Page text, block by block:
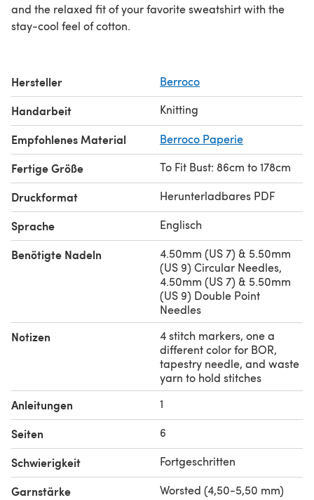
and the relaxed fit of your favorite sweatshirt with the
stay-cool feel of cotton.
Hersteller Berroco
Handarbeit Knitting
Empfohlenes Material Berroco Paperie
Fertige Größe To Fit Bust: 86cm to 178cm
Druckformat Herunterladbares PDF
Sprache Englisch
Benötigte Nadeln
4.50mm (US 7) & 5.50mm
(US 9) Circular Needles,
4.50mm (US 7) & 5.50mm
(US 9) Double Point
Needles
Notizen
4 stitch markers, one a
different color for BOR,
tapestry needle, and waste
yarn to hold stitches
Anleitungen 1
Seiten 6
Schwierigkeit Fortgeschritten
Garnstärke Worsted (4,50-5,50 mm)